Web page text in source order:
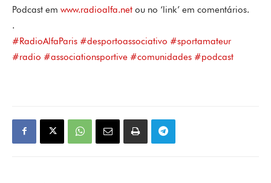
Podcast em www.radioalfa.net ou no ‘link’ em comentários.
.
#RadioAlfaParis #desportoassociativo #sportamateur
#radio #associationsportive #comunidades #podcast